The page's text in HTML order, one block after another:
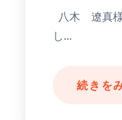
八木 遼真
し…
続きを